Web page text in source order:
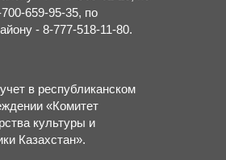
659-95-35, по
- 8-777-518-11-80.
в республиканском
«Комитет
культуры и
Казахстан».